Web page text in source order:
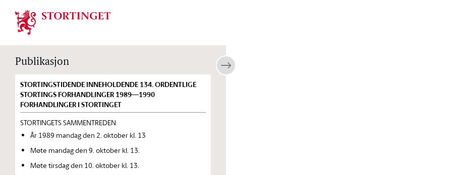
Stortinget.no
Publikasjon
STORTINGSTIDENDE INNEHOLDENDE 134. ORDENTLIGE
STORTINGS FORHANDLINGER 1989—1990
FORHANDLINGER I STORTINGET
STORTINGETS SAMMENTREDEN
År 1989 mandag den 2. oktober kl. 13
Møte mandag den 9. oktober kl. 13.
Møte tirsdag den 10. oktober kl. 13.